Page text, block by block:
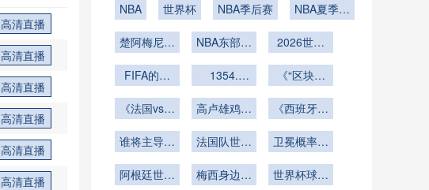
高清直播
高清直播
高清直播
高清直播
高清直播
高清直播
NBA 世界杯 NBA季后赛
NBA夏季联
楚阿梅尼：
奔放；法国
世界杯能出
NBA东部季
2026世界
商策略分析
FIFA的商
1354.
2026年世
界杯：门将
在点球大战
前的手套湿
度监测数据
深度解析
《“区块链
伪！黄牛党
世界杯彻底
《法国vs克
2018年世
仇战
高卢雄鸡能
《西班牙vs
比利亚半岛
谁将主导比
法国队世界
卫冕概率几
阿根廷世界
梅西身边强
世界杯球迷